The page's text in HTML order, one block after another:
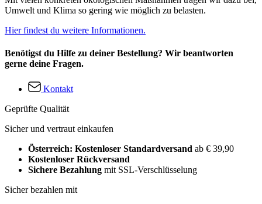
Umwelt und Klima so gering wie möglich zu belasten.
Hier findest du weitere Informationen.
Benötigst du Hilfe zu deiner Bestellung? Wir beantworten
gerne deine Fragen.
Kontakt
Geprüfte Qualität
Sicher und vertraut einkaufen
Österreich: Kostenloser Standardversand ab € 39,90
Kostenloser Rückversand
Sichere Bezahlung mit SSL-Verschlüsselung
Sicher bezahlen mit